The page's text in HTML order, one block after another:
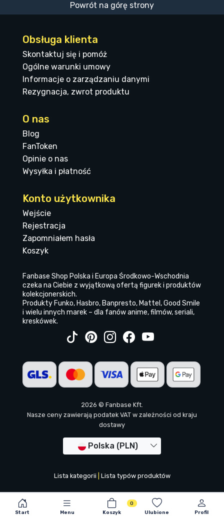
Start Menu Koszyk
0
Ulubione
Profil
Powrót na górę strony
Obsługa klienta
Skontaktuj się i pomóż
Ogólne warunki umowy
Informacje o zarządzaniu danymi
Rezygnacja, zwrot produktu
O nas
Blog
FanToken
Opinie o nas
Wysyłka i płatność
Konto użytkownika
Wejście
Rejestracja
Zapomniałem hasła
Koszyk
Fanbase Shop Polska i Europa Środkowo-Wschodnia
czeka na Ciebie z wyjątkową ofertą figurek i produktów
kolekcjonerskich.
Produkty Funko, Hasbro, Banpresto, Mattel, Good Smile
i wielu innych marek – dla fanów anime, filmów, seriali,
kreskówek.
2026 © Fanbase Kft.
Nasze ceny zawierają podatek VAT w zależności od kraju
dostawy
Polska (PLN)
Lista kategorii Lista typów produktów